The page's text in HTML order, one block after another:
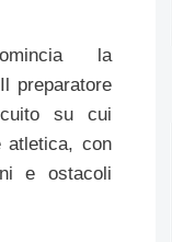
la
preparatore
su cui
atletica, con
e ostacoli